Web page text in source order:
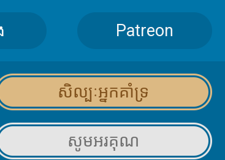
Patreon
សិល្បៈអ្នកគាំទ្រ
សូមអរគុណ